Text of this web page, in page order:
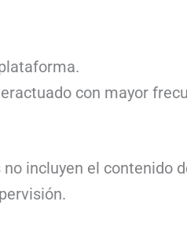
con mayor
incluyen el contenido